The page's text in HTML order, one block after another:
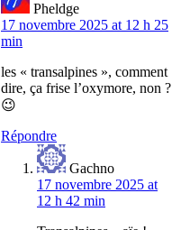
Pheldge
17 novembre 2025 at 12 h 25
min
les « transalpines », comment
dire, ça frise l’oxymore, non ?
😉
Répondre
Gachno
17 novembre 2025 at
12 h 42 min